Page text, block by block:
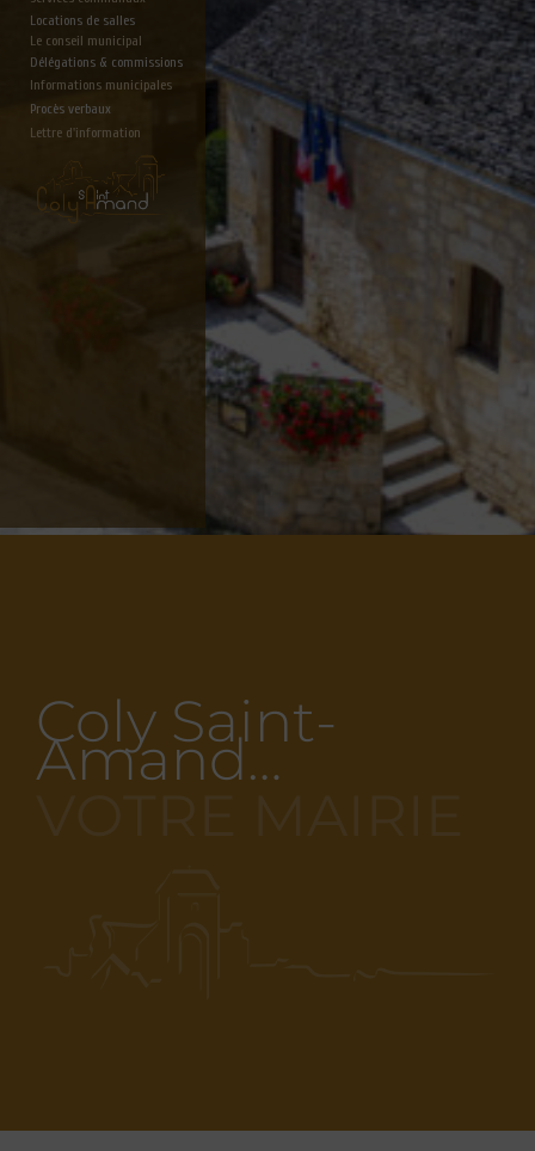
Locations de salles
Le conseil municipal
Délégations & commissions
Informations municipales
Lettre d'information
Procès verbaux
Coly Saint-
Amand…